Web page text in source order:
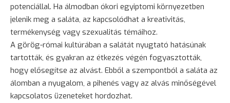
potenciállal. Ha álmodban ókori egyiptomi környezetben
jelenik meg a saláta, az kapcsolódhat a kreativitás,
termékenység vagy szexualitás témáihoz.
A görög-római kultúrában a salátát nyugtató hatásúnak
tartották, és gyakran az étkezés végén fogyasztották,
hogy elősegítse az alvást. Ebből a szempontból a saláta az
álomban a nyugalom, a pihenés vagy az alvás minőségével
kapcsolatos üzeneteket hordozhat.